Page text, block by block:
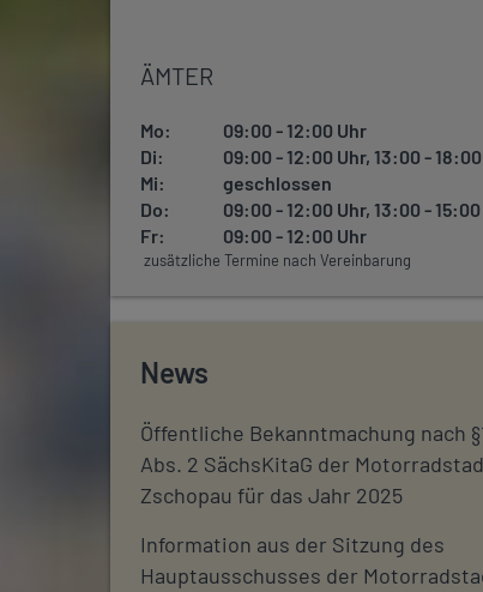
ÄMTER
Mo:
09:00 - 12:00 Uhr
Di:
09:00 - 12:00 Uhr, 13:00 -
Mi:
geschlossen
Do:
09:00 - 12:00 Uhr, 13:00 -
Fr:
09:00 - 12:00 Uhr
zusätzliche Termine nach Vereinbarung
News
Öffentliche Bekanntmachung nach
Abs. 2 SächsKitaG der
Zschopau für das Jahr 2025
Information aus der Sitzung des
Hauptausschusses der